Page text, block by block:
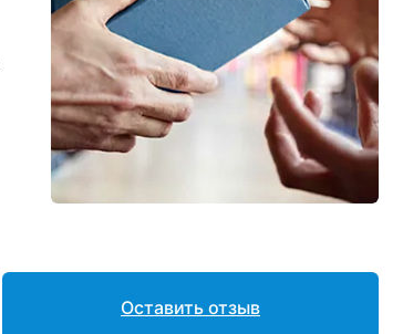
Оставить отзыв